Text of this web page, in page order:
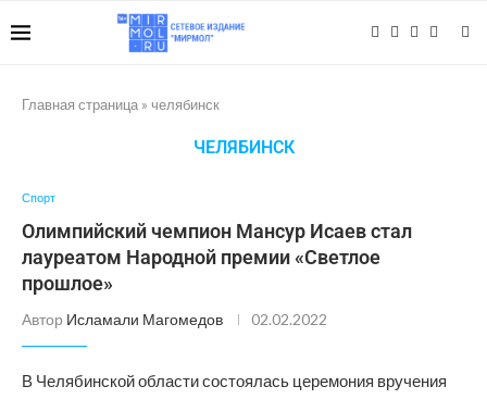
Главная страница » челябинск
ЧЕЛЯБИНСК
Спорт
Олимпийский чемпион Мансур Исаев стал
лауреатом Народной премии «Светлое
прошлое»
Автор Исламали Магомедов 02.02.2022
В Челябинской области состоялась церемония вручения